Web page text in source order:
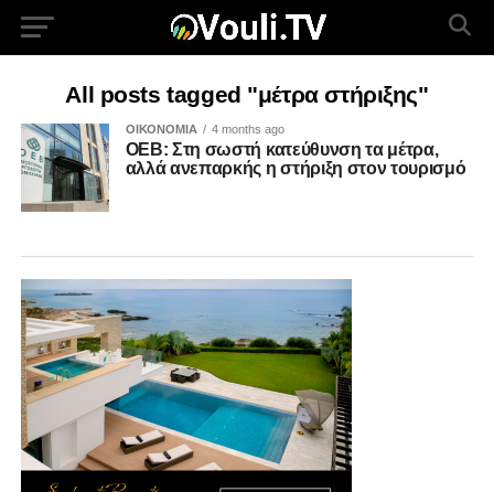
All posts tagged "μέτρα στήριξης"
ΟΙΚΟΝΟΜΙΑ 4 months ago
ΟΕΒ: Στη σωστή κατεύθυνση τα μέτρα,
αλλά ανεπαρκής η στήριξη στον τουρισμό